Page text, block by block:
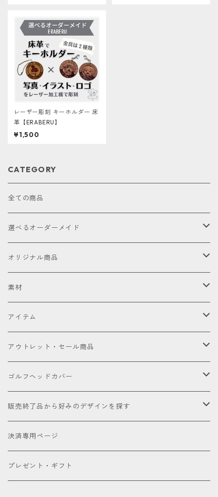
レーザー彫刻 キーホルダー 床
革【ERABERU】
¥1,500
CATEGORY
全ての商品
選べるオーダーメイド
お試し
オリジナル商品
セット販売品
ドライバー
フェアウェイウッド
ユーティリティー
パター
素材
皮革（本革・合成）
国内製高級本革
海外製高級本革
国産織物
金華山（ジャガードパイル）
帆布
アイテム
ゴルフヘッドカバー
ドライバー
ミニドライバー
ゴルフクラブ
ウェッジ
パター
アクセサリー
パターカバーキャッチャー
ネームタグ
ケアグッズ
アウトレット・セール商品
アウトレット商品
セール品会場
ゴルフヘッドカバー
お試し
販売終了品から好みのデザインを探す
色で探す
ブラック
種類で探す
決済専用ページ
プレゼント・ギフト